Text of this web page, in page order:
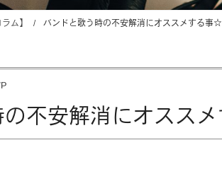
ム】 バンドと歌う時の不安解消にオススメする事☆
の不安解消にオスス